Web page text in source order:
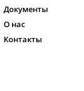
Документы
О нас
Контакты